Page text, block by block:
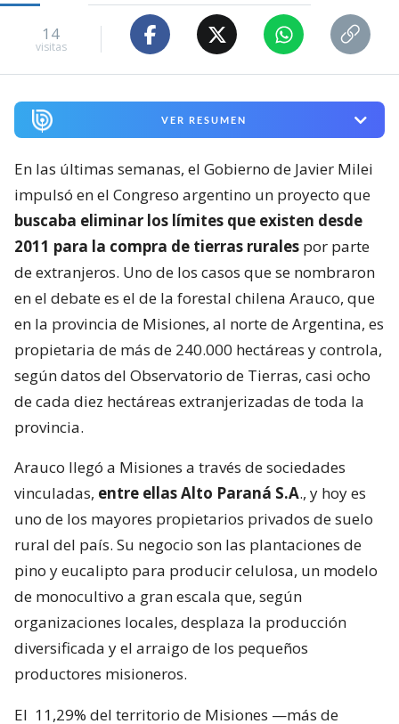
14
visitas
VER RESUMEN
En las últimas semanas, el Gobierno de Javier Milei
impulsó en el Congreso argentino un proyecto que
buscaba eliminar los límites que existen desde
2011 para la compra de tierras rurales por parte
de extranjeros. Uno de los casos que se nombraron
en el debate es el de la forestal chilena Arauco, que
en la provincia de Misiones, al norte de Argentina, es
propietaria de más de 240.000 hectáreas y controla,
según datos del Observatorio de Tierras, casi ocho
de cada diez hectáreas extranjerizadas de toda la
provincia.
Arauco llegó a Misiones a través de sociedades
vinculadas, entre ellas Alto Paraná S.A., y hoy es
uno de los mayores propietarios privados de suelo
rural del país. Su negocio son las plantaciones de
pino y eucalipto para producir celulosa, un modelo
de monocultivo a gran escala que, según
organizaciones locales, desplaza la producción
diversificada y el arraigo de los pequeños
productores misioneros.
El 11,29% del territorio de Misiones —más de